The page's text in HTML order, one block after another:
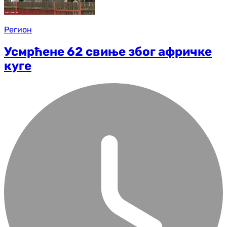
Регион
Усмрћене 62 свиње због афричке
куге